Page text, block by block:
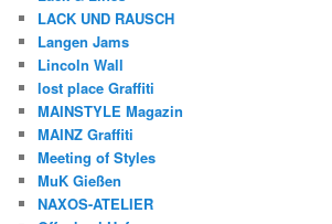
LACK UND RAUSCH
Langen Jams
Lincoln Wall
lost place Graffiti
MAINSTYLE Magazin
MAINZ Graffiti
Meeting of Styles
MuK Gießen
NAXOS-ATELIER